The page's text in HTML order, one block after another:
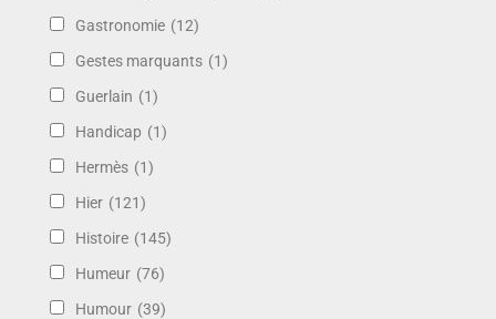
Gastronomie (12)
Gestes marquants (1)
Guerlain (1)
Handicap (1)
Hermès (1)
Hier (121)
Histoire (145)
Humeur (76)
Humour (39)